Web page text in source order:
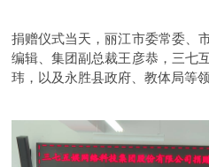
捐赠仪式当天，丽江市委常委、
编辑、集团副总裁王彦恭，三七
玮，以及永胜县政府、教体局等领